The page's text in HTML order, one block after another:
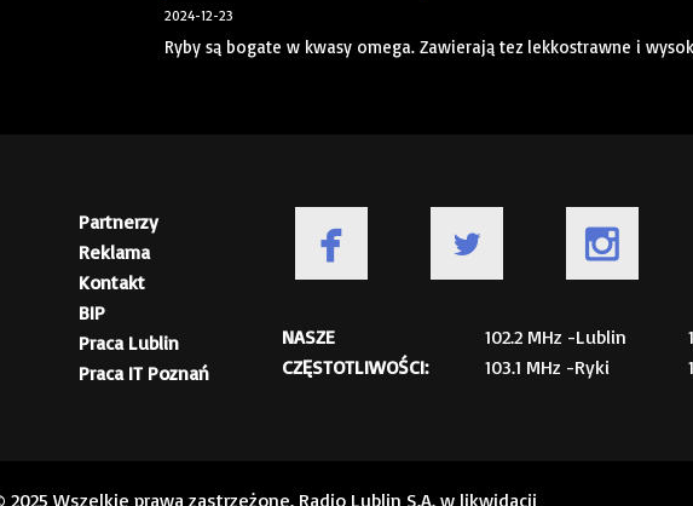
2024-12-23
Ryby są bogate w kwasy omega. Zawierają tez lekkostrawne i
Partnerzy
Reklama
Kontakt
BIP
Praca Lublin
Praca IT Poznań
NASZE
CZĘSTOTLIWOŚCI:
102.2 MHz -Lublin
103.1 MHz -Ryki
2025 Wszelkie prawa zastrzeżone. Radio Lublin S.A. w likwidacji